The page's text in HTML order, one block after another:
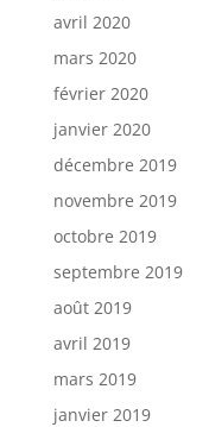
avril 2020
mars 2020
février 2020
janvier 2020
décembre 2019
novembre 2019
octobre 2019
septembre 2019
août 2019
avril 2019
mars 2019
janvier 2019